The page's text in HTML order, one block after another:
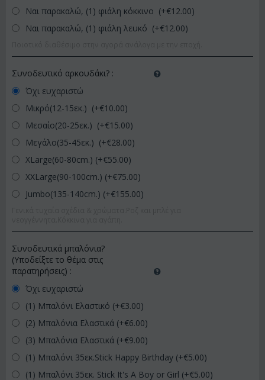
Ναι παρακαλώ, (1) φιάλη κόκκινο (+€12.00)
Ναι παρακαλώ, (1) φιάλη λευκό (+€12.00)
Συνοδευτικό αρκουδάκι? :
Όχι ευχαριστώ
Μικρό(12-15εκ.) (+€10.00)
Μεσαίο(20-25εκ.) (+€15.00)
Μεγάλο(35-45εκ.) (+€28.00)
XLarge(60-80cm.) (+€55.00)
XXLarge(90-100cm.) (+€75.00)
Jumbo(135-140cm.) (+€155.00)
Συνοδευτικά μπαλόνια?
(Υποδείξτε το θέμα στις
παρατηρήσεις) :
Όχι ευχαριστώ
(1) Μπαλόνι Ελαστικό (+€3.00)
(2) Μπαλόνια Ελαστικά (+€6.00)
(3) Μπαλόνια Ελαστικά (+€9.00)
(1) Μπαλόνι 35εκ.Stick Happy Birthday (+€5.00)
(1) Μπαλόνι 35εκ. Stick It's A Boy or Girl (+€5.00)